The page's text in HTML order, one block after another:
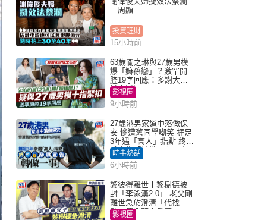
｜周顯
投資理財
15小時前
63歲關之琳與27歲男模
爆「嫲孫戀」？激罕開
腔19字回應：多謝大家
掛念近況
影視圈
9小時前
27歲港男家道中落做保
安 慘遭舊同學嘲笑 捱足
3年遇「高人」指點 終辭
職宣告「轉做一事」｜
Juicy叮
時事熱話
6小時前
黎彼得離世丨黎樹德被
封「李泳漢2.0」 老父剛
離世急於澄清「代找卡
數」傳聞惹人反感
影視圈